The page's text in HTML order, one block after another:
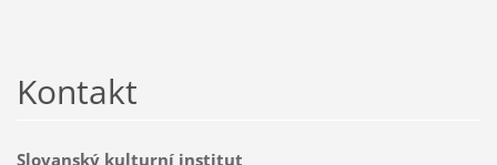
Kontakt
Slovanský kulturní institut